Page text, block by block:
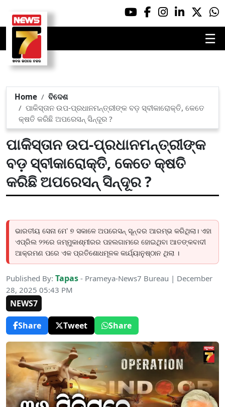
☰
Home
ବିଦେଶ
ପାକିସ୍ତାନ ଉପ-ପ୍ରଧାନମନ୍ତ୍ରୀଙ୍କ ବଡ଼ ସ୍ବୀକାରୋକ୍ତି, କେତେ
କ୍ଷତି କରିଛି ଅପରେସନ୍ ସିନ୍ଦୂର ?
ପାକିସ୍ତାନ ଉପ-ପ୍ରଧାନମନ୍ତ୍ରୀଙ୍କ
ବଡ଼ ସ୍ବୀକାରୋକ୍ତି, କେତେ କ୍ଷତି
କରିଛି ଅପରେସନ୍ ସିନ୍ଦୂର ?
ଭାରତୀୟ ସେନା ମେ’ ୭ ସକାଳେ ଅପରେସନ୍ ସୂନ୍ଦର ଆରମ୍ଭ କରିଥିଲା। ଏହା
ଏପ୍ରିଲ ୨୨ରେ ଜମ୍ମୁକାଶ୍ମୀରର ପହଲଗାମରେ ହୋଇଥିବା ଆତଙ୍କବାଦୀ
ଆକ୍ରମଣ ପରେ ଏକ ପ୍ରତିଶୋଧମୂଳକ କାର୍ଯ୍ୟାନୁଷ୍ଠାନ ଥିଲା ।
Published By: Tapas - Prameya-News7 Bureau | December
28, 2025 05:43 PM
NEWS7
Share
Tweet Share